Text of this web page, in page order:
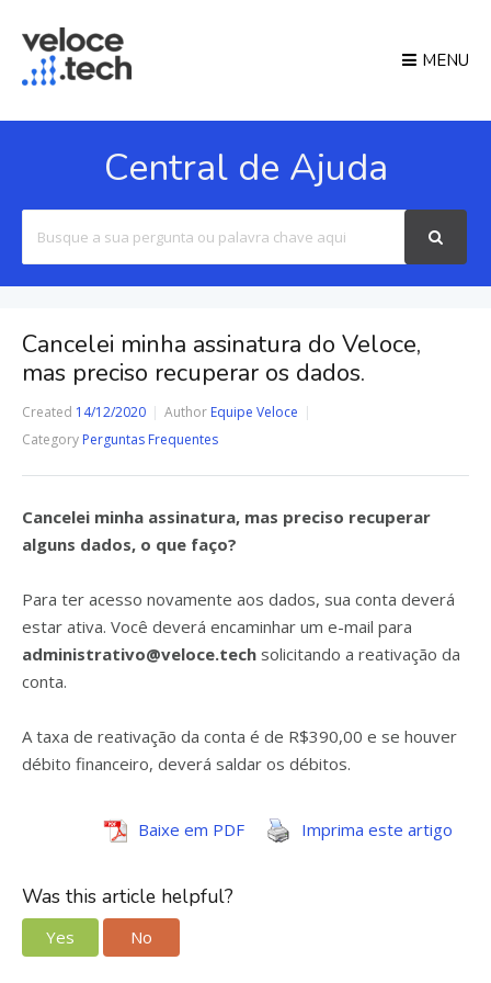
MENU
Central de Ajuda
For
Cancelei minha assinatura do Veloce,
mas preciso recuperar os dados.
Created 14/12/2020 Author Equipe Veloce
Category Perguntas Frequentes
Cancelei minha assinatura, mas preciso recuperar
alguns dados, o que faço?
Para ter acesso novamente aos dados, sua conta deverá
estar ativa. Você deverá encaminhar um e-mail para
administrativo@veloce.tech solicitando a reativação da
conta.
A taxa de reativação da conta é de R$390,00 e se houver
débito financeiro, deverá saldar os débitos.
Baixe em PDF Imprima este artigo
Was this article helpful?
Yes No